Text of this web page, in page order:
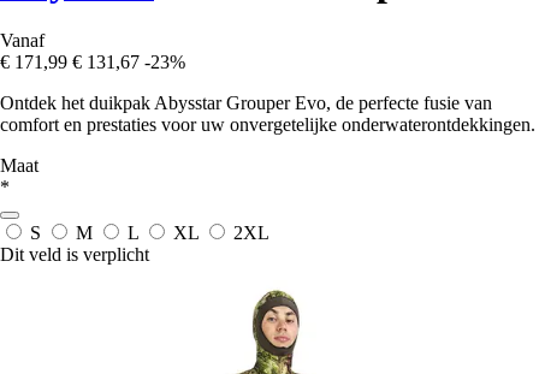
Vanaf
€ 171,99 € 131,67 -23%
Ontdek het duikpak Abysstar Grouper Evo, de perfecte fusie van
comfort en prestaties voor uw onvergetelijke onderwaterontdekkingen.
Maat
*
S M L XL
2XL
Dit veld is verplicht